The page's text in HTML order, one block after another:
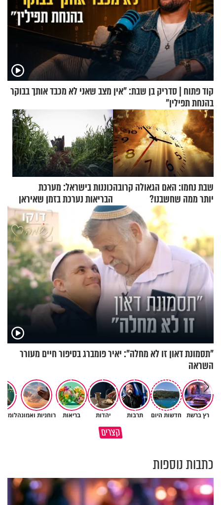
קוד פתוח | סדריק בן שבת: "אין מצב שאני לא מכבד אותך בבוקר
בהנחת תפילין"
שבת נחמו: האם הגאולה קרובה
יותר ממה שחשבנו?
כוננות בישראל: מערכת
הבריאות נערכת בזמן שאיראן
מאיימת על הבריטים
"תסמונת דאון זו לא מחלה": יאיר פומברג בסיפור חיים מעורר
השראה
רץ ברשת חדשות היום תרבות יהדות בריאות רוחניות ואמונה
קצרים
איך יתכן שעם ישראל הצליח
לשרוד במדבר ארבעים שנים?
״ זו הייתה ההחלטה הכי קשה
שלקחתי בחיים": לורה כהן
כתבות נוספות